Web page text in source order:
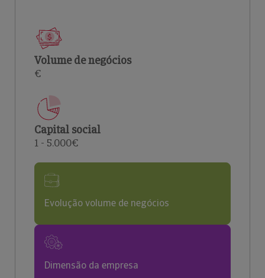
Volume de negócios
€
Capital social
1 - 5.000€
Evolução volume de negócios
Dimensão da empresa